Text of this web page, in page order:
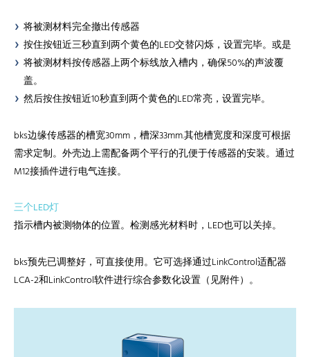
将被测材料完全撤出传感器
按住按钮近三秒直到两个黄色的LED交替闪烁，设置完毕。或是
将被测材料按传感器上两个标线放入槽内，确保50%的声波覆
盖。
然后按住按钮近10秒直到两个黄色的LED常亮，设置完毕。
bks边缘传感器的槽宽30mm，槽深33mm.其他槽宽度和深度可根据
需求定制。外壳边上需配备两个平行的孔便于传感器的安装。通过
M12接插件进行电气连接。
三个LED灯
指示槽内被测物体的位置。检测感光材料时，LED也可以关掉。
bks预先已调整好，可直接使用。它可选择通过LinkControl适配器
LCA-2和LinkControl软件进行综合参数化设置（见附件）。